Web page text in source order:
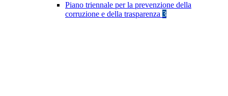
Piano triennale per la prevenzione della
corruzione e della trasparenza 3